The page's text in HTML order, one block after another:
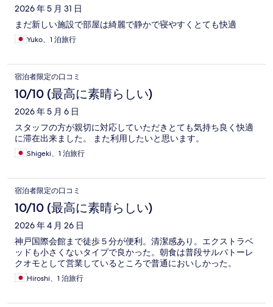
ミ
2026 年 5 月 31 日
まだ新しい施設で部屋は綺麗で静かで寝やすくとても快適
Yuko、1 泊旅行
宿泊者限定の口コミ
10/10 (最高に素晴らしい)
2026 年 5 月 6 日
スタッフの方が親切に対応していただきとても気持ち良く快適
に滞在出来ました。 また利用したいと思います。
Shigeki、1 泊旅行
宿泊者限定の口コミ
10/10 (最高に素晴らしい)
2026 年 4 月 26 日
神戸国際会館まで徒歩５分が便利。清潔感あり。エクストラベ
ッドも小さくないタイプで良かった。朝食は普段サルバトーレ
クオモとして営業しているところで普通においしかった。
Hiroshi、1 泊旅行